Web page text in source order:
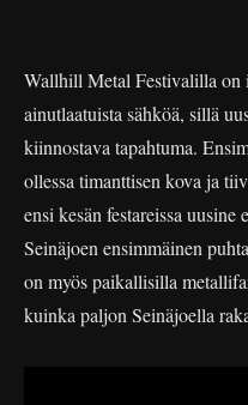
Wallhill Metal Festivalilla on
ainutlaatuista sähköä, sillä
kiinnostava tapahtuma.
ollessa timanttisen kova ja
ensi kesän festareissa
Seinäjoen ensimmäinen
on myös paikallisilla
kuinka paljon Seinäjoella